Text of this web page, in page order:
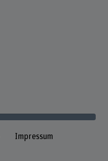
Impressum